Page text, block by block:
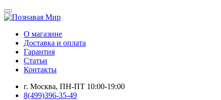
О магазине
Доставка и оплата
Гарантия
Статьи
Контакты
г. Москва, ПН-ПТ 10:00-19:00
8(499)396-35-49